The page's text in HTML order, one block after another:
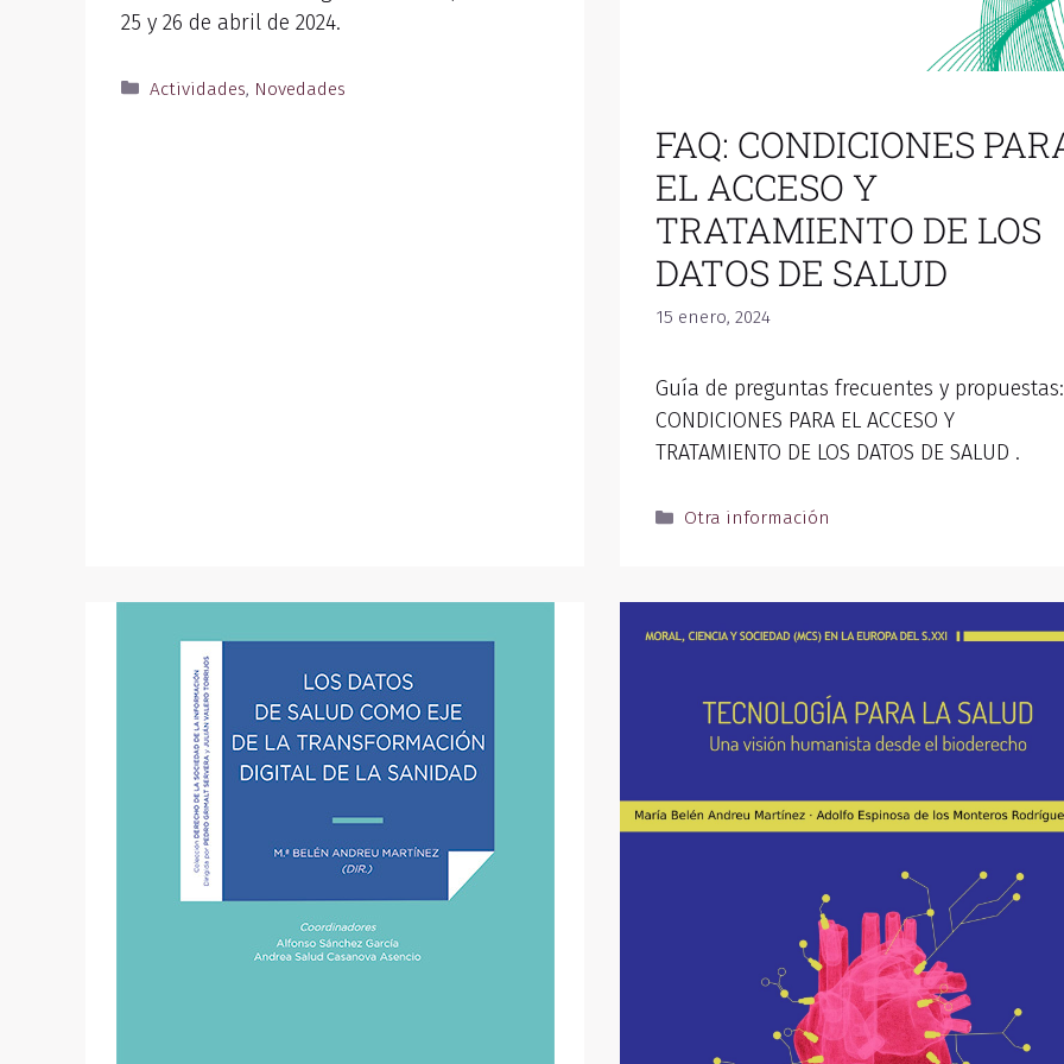
25 y 26 de abril de 2024.
Actividades, Novedades
FAQ: CONDICIONES
EL ACCESO Y
TRATAMIENTO DE LOS
DATOS DE SALUD
15 enero, 2024
Guía de preguntas frecuentes y propuestas:
CONDICIONES PARA EL ACCESO Y
TRATAMIENTO DE LOS DATOS DE SALUD .
Otra información